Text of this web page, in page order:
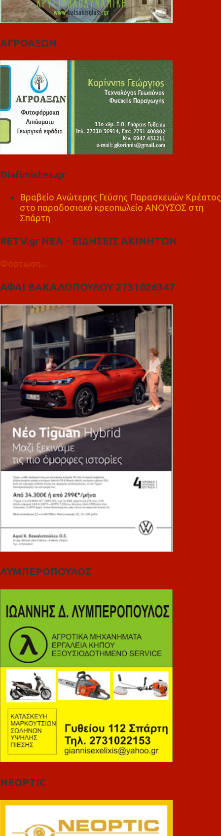
ΑΓΡΟΑΞΩΝ
Diafimistes.gr
Βραβείο Ανώτερης Γεύσης Παρασκευών Κρέατος
στο παραδοσιακό κρεοπωλείο ΑΝΟΥΣΟΣ στη
Σπάρτη
RETV.gr ΝΕΑ - ΕΙΔΗΣΕΙΣ ΑΚΙΝΗΤΩΝ
Φόρτωση...
ΑΦΑΙ ΒΑΚΑΛΟΠΟΥΛΟΥ 2731026347
ΛΥΜΠΕΡΟΠΟΥΛΟΣ
NEOPTIC